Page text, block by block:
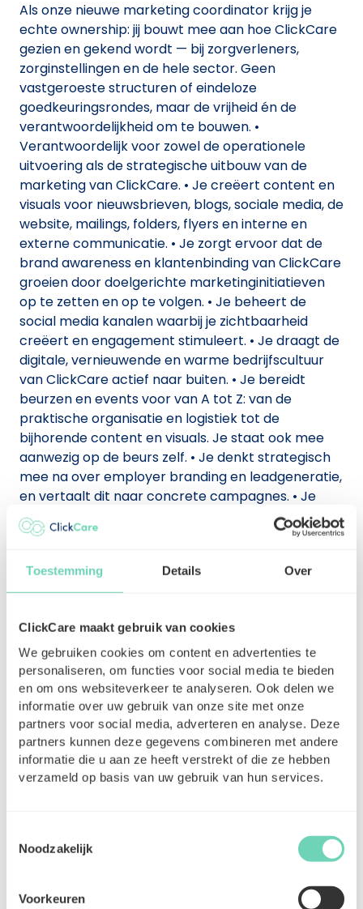
Toestemming Details Over
ClickCare maakt gebruik van cookies
We gebruiken cookies om content en advertenties te
personaliseren, om functies voor social media te bieden
en om ons websiteverkeer te analyseren. Ook delen we
informatie over uw gebruik van onze site met onze
partners voor social media, adverteren en analyse. Deze
partners kunnen deze gegevens combineren met andere
informatie die u aan ze heeft verstrekt of die ze hebben
verzameld op basis van uw gebruik van hun services.
Noodzakelijk
Voorkeuren
Als onze nieuwe marketing coordinator krijg je
echte ownership: jij bouwt mee aan hoe ClickCare
gezien en gekend wordt — bij zorgverleners,
zorginstellingen en de hele sector. Geen
vastgeroeste structuren of eindeloze
goedkeuringsrondes, maar de vrijheid én de
verantwoordelijkheid om te bouwen. •
Verantwoordelijk voor zowel de operationele
uitvoering als de strategische uitbouw van de
marketing van ClickCare. • Je creëert content en
visuals voor nieuwsbrieven, blogs, sociale media, de
website, mailings, folders, flyers en interne en
externe communicatie. • Je zorgt ervoor dat de
brand awareness en klantenbinding van ClickCare
groeien door doelgerichte marketinginitiatieven
op te zetten en op te volgen. • Je beheert de
social media kanalen waarbij je zichtbaarheid
creëert en engagement stimuleert. • Je draagt de
digitale, vernieuwende en warme bedrijfscultuur
van ClickCare actief naar buiten. • Je bereidt
beurzen en events voor van A tot Z: van de
praktische organisatie en logistiek tot de
bijhorende content en visuals. Je staat ook mee
aanwezig op de beurs zelf. • Je denkt strategisch
mee na over employer branding en leadgeneratie,
en vertaalt dit naar concrete campagnes. • Je
analyseert op regelmatige basis de
marketingresultaten (webverkeer, leads, KPI's) en
Wie ben jij?
• Je hebt een innovatieve, creatieve en open
mindset en bent op de hoogte van de nieuwste
marketingtrends. • Je hebt minimaal 3 jaar
relevante ervaring in een brede marketingfunctie.
• Je bent veelzijdig: zowel het creatieve en visuele
als het analytische en strategische liggen je. • Je
kan vlot zelfstandig werken én schakelen als
teamplayer. • Je bent sterk communicatief en
beschikt over een verzorgde pen. • Je spreekt
Wat bieden wij jou?
kan doen: een marktconform salaris met de